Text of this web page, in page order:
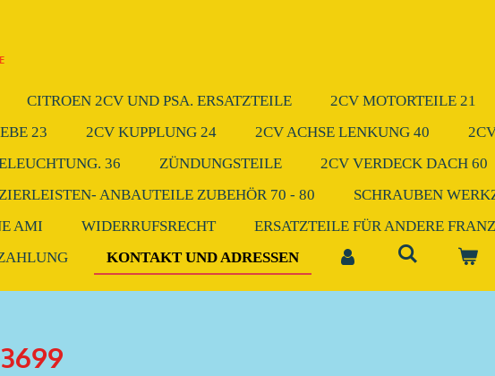
CITROEN 2CV UND PSA. ERSATZTEILE 2CV MOTORTEILE 21
23 2CV KUPPLUNG 24 2CV ACHSE LENKUNG 40
36 ZÜNDUNGSTEILE 2CV VERDECK DACH 60
ANBAUTEILE ZUBEHÖR 70 - 80 SCHRAUBEN
AMI
WIDERRUFSRECHT
ERSATZTEILE FÜR ANDERE
KONTAKT UND ADRESSEN